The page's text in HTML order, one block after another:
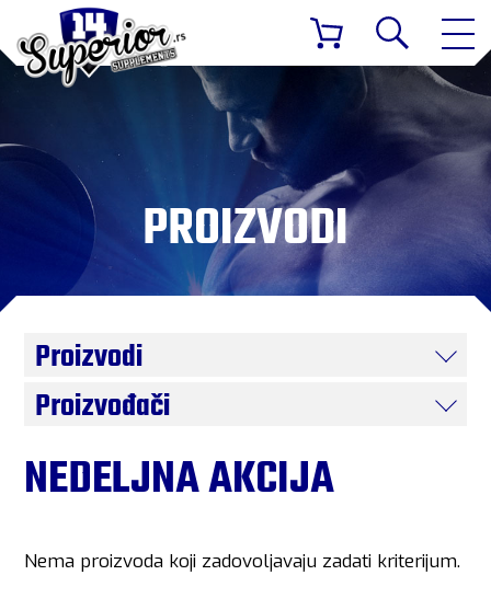
PROIZVODI
Proizvodi
Proizvođači
NEDELJNA AKCIJA
Nema proizvoda koji zadovoljavaju zadati kriterijum.